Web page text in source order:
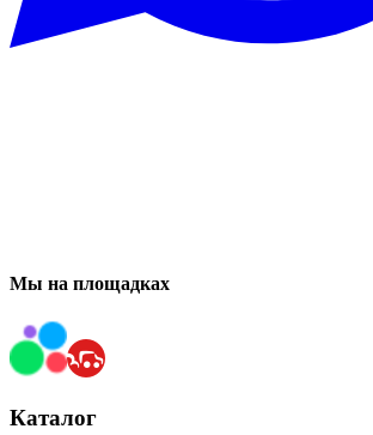
Мы на площадках
Каталог